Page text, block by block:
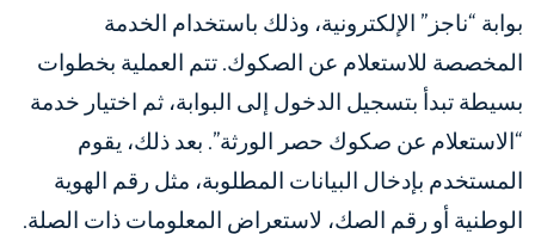
بوابة “ناجز” الإلكترونية، وذلك باستخدام الخدمة
المخصصة للاستعلام عن الصكوك. تتم العملية بخطوات
بسيطة تبدأ بتسجيل الدخول إلى البوابة، ثم اختيار خدمة
“الاستعلام عن صكوك حصر الورثة”. بعد ذلك، يقوم
المستخدم بإدخال البيانات المطلوبة، مثل رقم الهوية
الوطنية أو رقم الصك، لاستعراض المعلومات ذات الصلة.